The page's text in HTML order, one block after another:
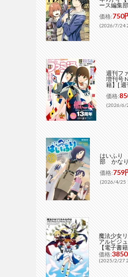
ース編集
価格:750
(2026/7/24
週刊フ
増刊号
籍】[
価格:
(2026/6/
はいふり
部 かな
価格:759
(2026/4/25
魔法少女
アルビジ
【電子書籍
価格:
(2025/2/27